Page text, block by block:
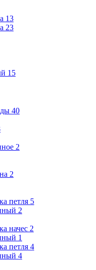
13
23
15
40
2
2
петля 5
2
начес 2
1
петля 4
4